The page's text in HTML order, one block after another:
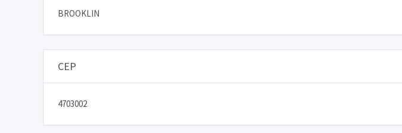
BROOKLIN
CEP
4703002